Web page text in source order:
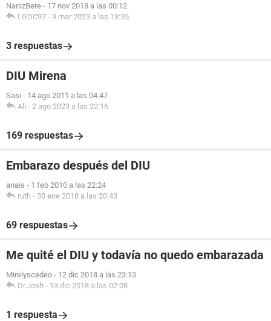
NanizBere - 17 nov 2018 a las 00:12
LGDC97 - 9 mar 2023 a las 18:35
3 respuestas
DIU Mirena
Sasi - 14 ago 2011 a las 04:47
Ali - 2 ago 2023 a las 22:16
169 respuestas
Embarazo después del DIU
anais - 1 feb 2010 a las 22:24
ruth - 30 ene 2018 a las 20:43
69 respuestas
Me quité el DIU y todavía no quedo embarazada
Mirelyscedeo - 12 dic 2018 a las 23:13
Dr.Josh - 13 dic 2018 a las 02:08
1 respuesta